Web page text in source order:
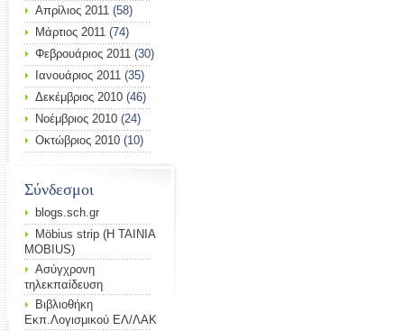
Απρίλιος 2011 (58)
Μάρτιος 2011 (74)
Φεβρουάριος 2011 (30)
Ιανουάριος 2011 (35)
Δεκέμβριος 2010 (46)
Νοέμβριος 2010 (24)
Οκτώβριος 2010 (10)
Σύνδεσμοι
blogs.sch.gr
Möbius strip (Η ΤΑΙΝΙΑ
MOBIUS)
Ασύγχρονη
τηλεκπαίδευση
Βιβλιοθήκη
Εκπ.Λογισμικού ΕΛ/ΛΑΚ